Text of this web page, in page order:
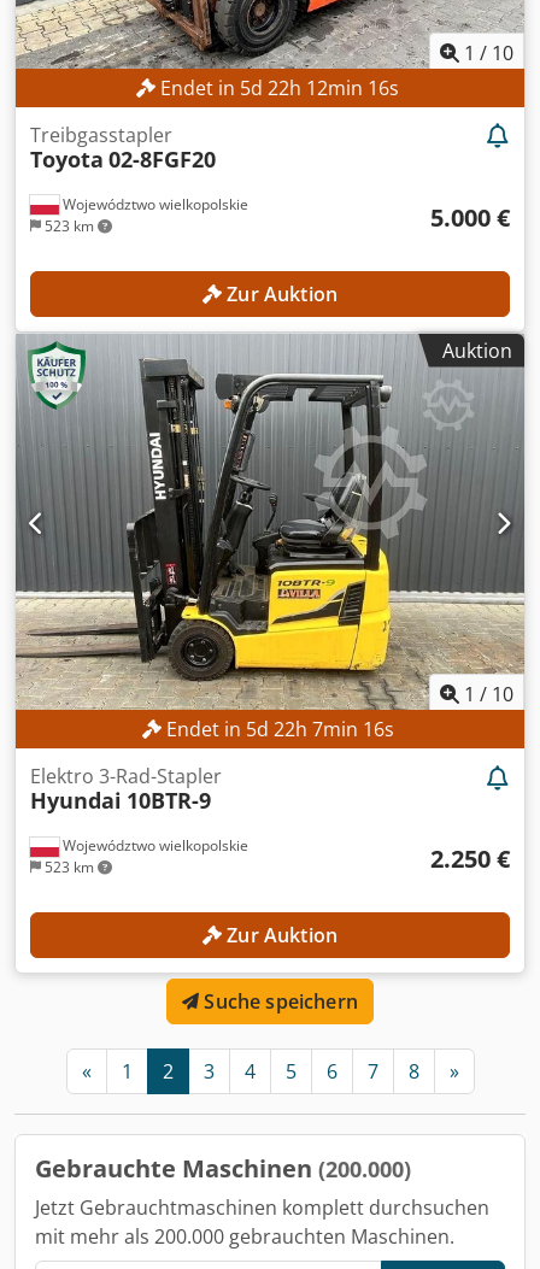
1 / 10
Endet in 5d 22h 12min 14s
Województwo wielkopolskie
523 km
Treibgasstapler
Toyota 02-8FGF20
5.000 €
Zur Auktion
Auktion
1 / 10
Endet in 5d 22h 7min 14s
Województwo wielkopolskie
523 km
Elektro 3-Rad-Stapler
Hyundai 10BTR-9
2.250 €
Zur Auktion
Suche speichern
« 1 2 3 4 5 6 7 8 »
Gebrauchte Maschinen (200.000)
Jetzt Gebrauchtmaschinen komplett durchsuchen
mit mehr als 200.000 gebrauchten Maschinen.